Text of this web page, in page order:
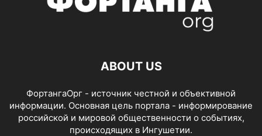
ABOUT US
ФортангаОрг - источник честной и объективной
информации. Основная цель портала - информирование
российской и мировой общественности о событиях,
происходящих в Ингушетии.